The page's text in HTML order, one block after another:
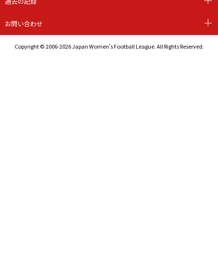
お問い合わせ
Copyright © 2006-2026 Japan Women's Football League. All Rights Reserved.